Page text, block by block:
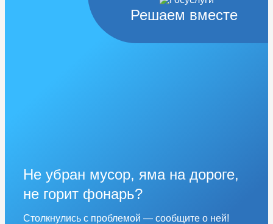
Решаем вместе
Не убран мусор, яма на дороге,
не горит фонарь?
Столкнулись с проблемой — сообщите о ней!